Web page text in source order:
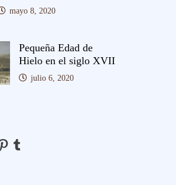
mayo 8, 2020
Pequeña Edad de
Hielo en el siglo XVII
julio 6, 2020
Tumblr